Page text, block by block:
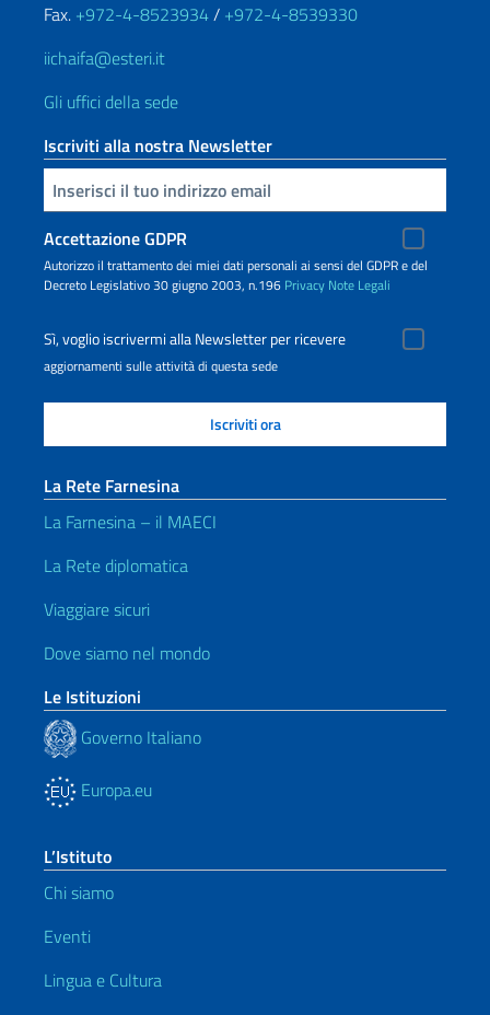
Fax. +972-4-8523934/ +972-4-8539330
iichaifa@esteri.it
Gli uffici della sede
Iscriviti alla nostra Newsletter
Inserisci la tua email
Accettazione GDPR
Autorizzo il trattamento dei miei dati personali ai sensi del GDPR e del
Decreto Legislativo 30 giugno 2003, n.196 Privacy Note Legali
Sì, voglio iscrivermi alla Newsletter per ricevere
aggiornamenti sulle attività di questa sede
La Rete Farnesina
La Farnesina – il MAECI
La Rete diplomatica
Viaggiare sicuri
Dove siamo nel mondo
Le Istituzioni
Governo Italiano
Europa.eu
L’Istituto
Chi siamo
Eventi
Lingua e Cultura